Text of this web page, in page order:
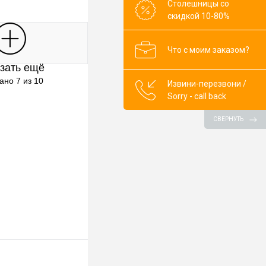
корзину
К сравнению
ещё
7 из 10
Столешницы со
скидкой 10-80%
Что с моим заказом?
Извини-перезвони /
Sorry - call back
СВЕРНУТЬ